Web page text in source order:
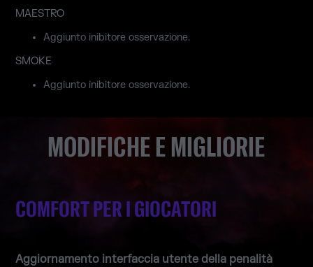
MAESTRO
Aggiunto inibitore osservazione.
SMOKE
Aggiunto inibitore osservazione.
MODIFICHE E MIGLIORIE
COMFORT PER I GIOCATORI
Aggiornamento interfaccia utente della penalità